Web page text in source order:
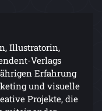
Illustratorin,
Verlags
Erfahrung
und visuelle
Projekte, die